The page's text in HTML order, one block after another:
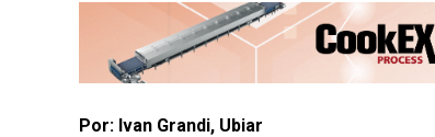
Por: Ivan Grandi, Ubiar